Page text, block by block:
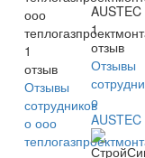
ооо
1
отзыв
Отзывы
сотрудников
о ооо
AUSTEC
1
отзыв
Отзывы
о
AUSTEC